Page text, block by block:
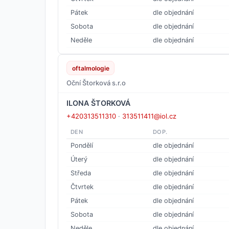
Pátek
dle objednání
Sobota
dle objednání
Neděle
dle objednání
oftalmologie
Oční Štorková s.r.o
ILONA ŠTORKOVÁ
+420313511310 · 313511411@iol.cz
DEN DOP.
Pondělí
dle objednání
Úterý
dle objednání
Středa
dle objednání
Čtvrtek
dle objednání
Pátek
dle objednání
Sobota
dle objednání